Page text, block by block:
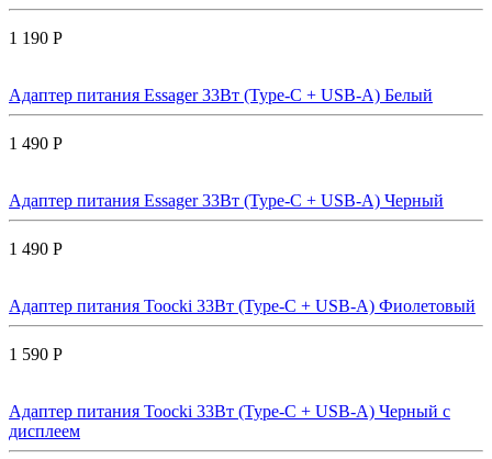
1 190 Р
Адаптер питания Essager 33Вт (Type-C + USB-A) Белый
1 490 Р
Адаптер питания Essager 33Вт (Type-C + USB-A) Черный
1 490 Р
Адаптер питания Toocki 33Вт (Type-C + USB-A) Фиолетовый
1 590 Р
Адаптер питания Toocki 33Вт (Type-C + USB-A) Черный с
дисплеем